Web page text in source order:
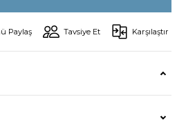
Paylaş Tavsiye Et Karşılaştır